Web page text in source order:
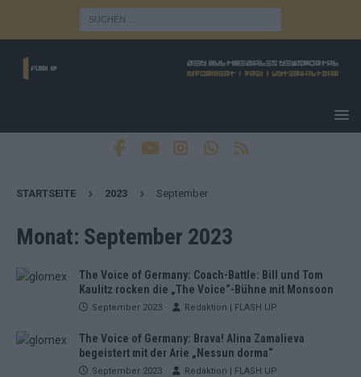
STARTSEITE 2023 September
Monat: September 2023
The Voice of Germany: Coach-Battle: Bill und Tom
Kaulitz rocken die „The Voice“-Bühne mit Monsoon
September 2023 Redaktion | FLASH UP
The Voice of Germany: Brava! Alina Zamalieva
begeistert mit der Arie „Nessun dorma“
September 2023 Redaktion | FLASH UP